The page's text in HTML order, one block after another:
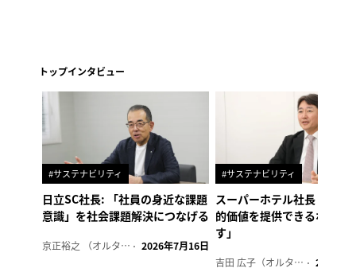
トップインタビュー
#サステナビリティ
日立SC社長: 「社員の身近な課題
意識」を社会課題解決につなげる
京正裕之 （オルタナ副編集長） 2026年7月16日
#サステナビリティ
スーパーホテル社長「地域
的価値を提供できるホテル
す」
吉田 広子（オルタナ輪番編集長） 2026年6